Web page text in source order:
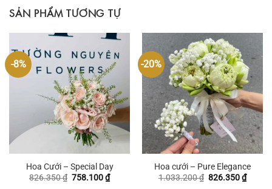
SẢN PHẨM TƯƠNG TỰ
-8%
Hoa Cưới – Special Day
826.350₫ Giá
758.100₫Giá
hiện
-20%
Hoa cưới – Pure Elegance
1.033.200₫ Giá
826.350₫Giá
hiện